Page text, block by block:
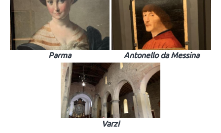
Parma Antonello da Messina
Varzi